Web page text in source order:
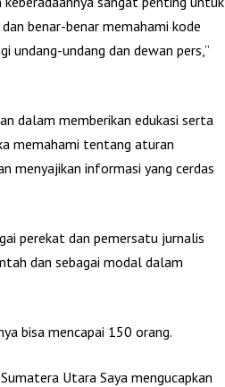
benar-benar memahami kode
undang dan dewan pers,”
dalam memberikan edukasi serta
memahami tentang aturan
menyajikan informasi yang cerdas
perekat dan pemersatu jurnalis
dan sebagai modal dalam
bisa mencapai 150 orang.
Utara Saya mengucapkan